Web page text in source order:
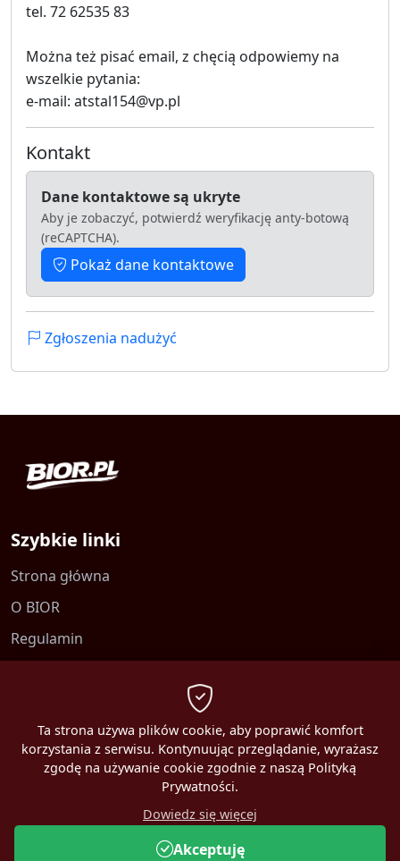
tel. 72 62535 83
Można też pisać email, z chęcią odpowiemy na
wszelkie pytania:
e-mail: atstal154@vp.pl
Kontakt
Dane kontaktowe są ukryte
Aby je zobaczyć, potwierdź weryfikację anty-botową
(reCAPTCHA).
Pokaż dane kontaktowe
Zgłoszenia nadużyć
Szybkie linki
Strona główna
O BIOR
Regulamin
Ta strona używa plików cookie, aby poprawić komfort
korzystania z serwisu. Kontynuując przeglądanie, wyrażasz
zgodę na używanie cookie zgodnie z naszą Polityką
Prywatności.
Dowiedz się więcej
Akceptuję